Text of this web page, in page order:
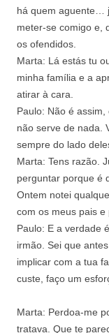
há quem aguente…
meter-se comigo e,
os ofendidos.
Marta: Lá estás tu
minha família e a
atirar à cara.
Paulo: Não é
não serve de nada.
sempre do lado
Marta: Tens razão.
perguntar porque é
Ontem notei
com os meus pais e
Paulo: E a verdade
irmão. Sei que
implicar com a tua
custe, faço um
Marta: Perdoa-me
tratava. Que te